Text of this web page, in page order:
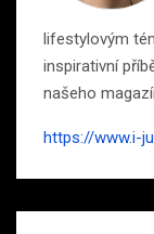
lifestylovým
inspirativní
našeho
https://www.i-